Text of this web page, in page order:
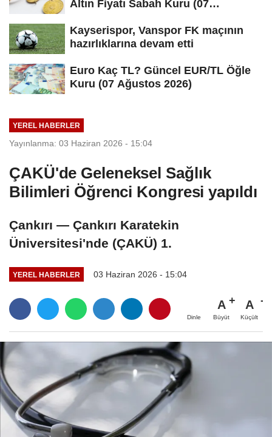
Altın Fiyatı Sabah Kuru (07
Kayserispor, Vanspor FK maçının
hazırlıklarına devam etti
Euro Kaç TL? Güncel EUR/TL Öğle
Kuru (07 Ağustos 2026)
YEREL HABERLER
Yayınlanma: 03 Haziran 2026 - 15:04
ÇAKÜ'de Geleneksel Sağlık
Bilimleri Öğrenci Kongresi yapıldı
Çankırı — Çankırı Karatekin
Üniversitesi'nde (ÇAKÜ) 1.
YEREL HABERLER 03 Haziran 2026 - 15:04
Dinle
A
Büyüt
A
Küçült